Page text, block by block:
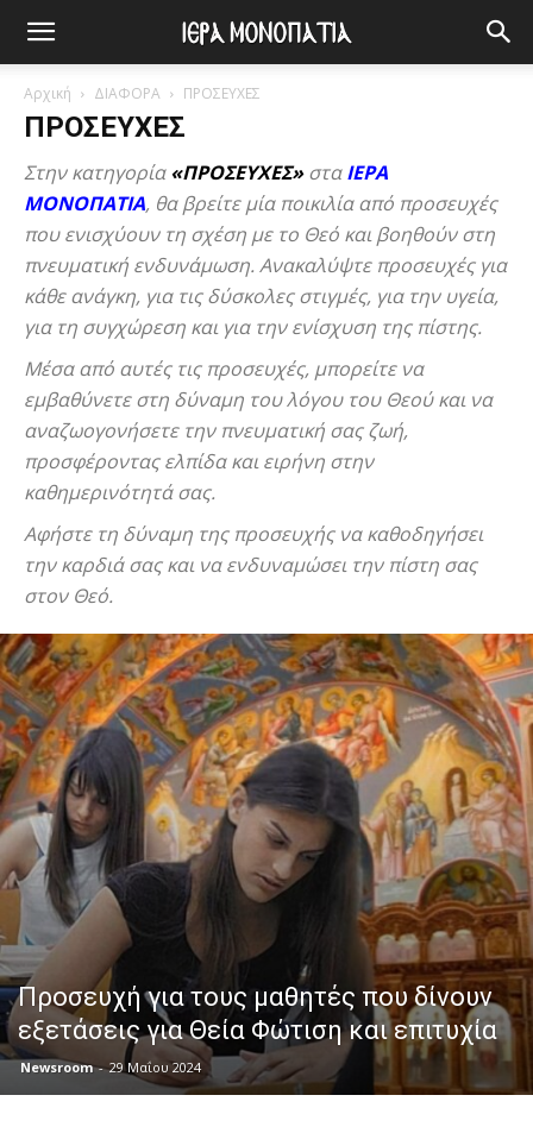
Αρχική ΔΙΑΦΟΡΑ ΠΡΟΣΕΥΧΕΣ
ΠΡΟΣΕΥΧΕΣ
Στην κατηγορία«ΠΡΟΣΕΥΧΕΣ»σταΙΕΡΑ
ΜΟΝΟΠΑΤΙΑ, θα βρείτε μία ποικιλία από προσευχές
που ενισχύουν τη σχέση με το Θεό και βοηθούν στη
πνευματική ενδυνάμωση. Ανακαλύψτε προσευχές για
κάθε ανάγκη, για τις δύσκολες στιγμές, για την υγεία,
για τη συγχώρεση και για την ενίσχυση της πίστης.
Μέσα από αυτές τις προσευχές, μπορείτε να
εμβαθύνετε στη δύναμη του λόγου του Θεού και να
αναζωογονήσετε την πνευματική σας ζωή,
προσφέροντας ελπίδα και ειρήνη στην
καθημερινότητά σας.
Αφήστε τη δύναμη της προσευχής να καθοδηγήσει
την καρδιά σας και να ενδυναμώσει την πίστη σας
στον Θεό.
Προσευχή για τους μαθητές που δίνουν
εξετάσεις για Θεία Φώτιση και επιτυχία
Newsroom - 29 Μαΐου 2024